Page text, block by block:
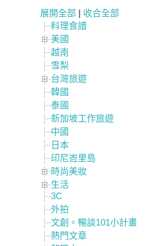
展開全部 | 收合全部
料理食譜
美國
越南
雪梨
台灣旅遊
韓國
泰國
新加坡工作旅遊
中國
日本
印尼峇里島
時尚美妝
生活
3C
外拍
文創。暢談101小計畫
熱門文章